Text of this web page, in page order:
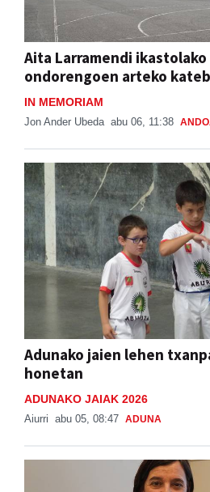
Aita Larramendi
ondorengoen arteko
IN MEMORIAM
Jon Ander Ubeda abu 06, 11:38
Adunako jaien lehen
honetan
ADUNAKO JAIAK 2026
Aiurri abu 05, 08:47 ADUNA